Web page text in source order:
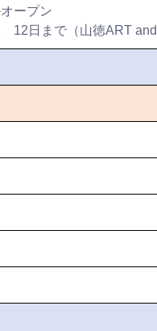
ープン
12日まで（山徳ART